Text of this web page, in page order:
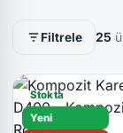
Filtrele 25
Stokta
Yeni